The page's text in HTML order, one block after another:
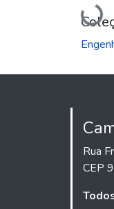
Carregando...
Rua
CEP